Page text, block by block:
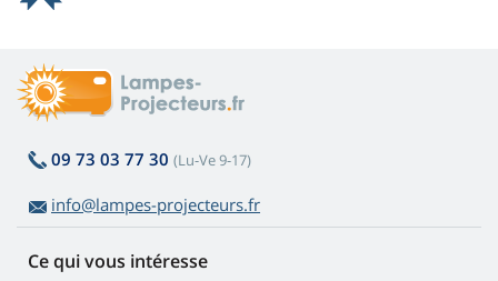
09 73 03 77 30 (Lu-Ve 9-17)
info@lampes-projecteurs.fr
Ce qui vous intéresse